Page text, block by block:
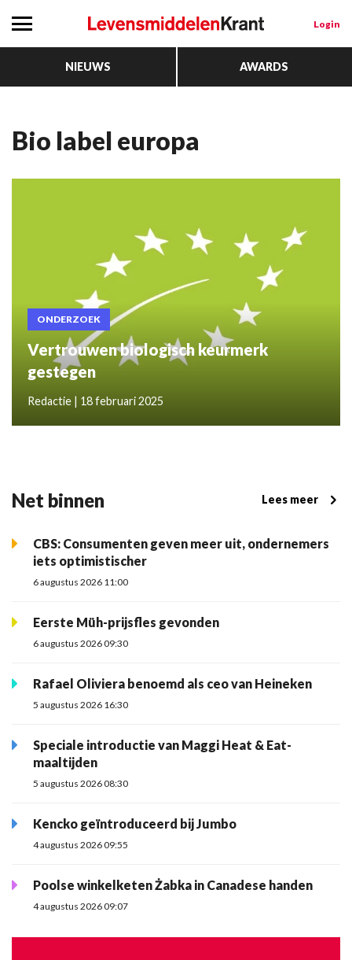
Login
NIEUWS AWARDS
Bio label europa
ONDERZOEK
Vertrouwen biologisch keurmerk
gestegen
Redactie | 18 februari 2025
Net binnen Lees meer
CBS: Consumenten geven meer uit, ondernemers
iets optimistischer
6 augustus 2026 11:00
Eerste Müh-prijsfles gevonden
6 augustus 2026 09:30
Rafael Oliviera benoemd als ceo van Heineken
5 augustus 2026 16:30
Speciale introductie van Maggi Heat & Eat-
maaltijden
5 augustus 2026 08:30
Kencko geïntroduceerd bij Jumbo
4 augustus 2026 09:55
Poolse winkelketen Żabka in Canadese handen
4 augustus 2026 09:07